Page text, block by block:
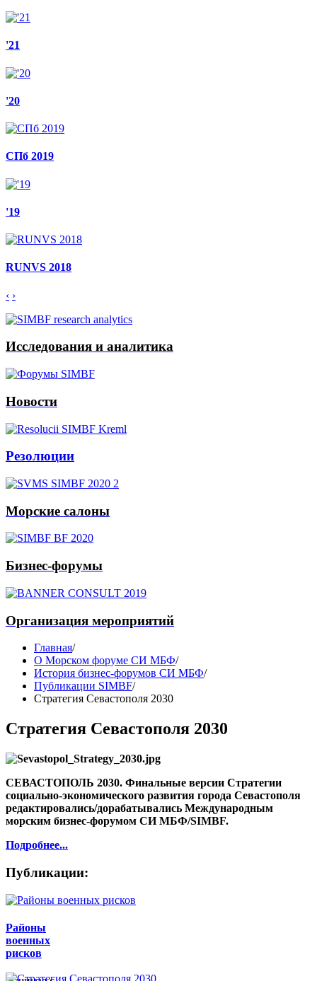
'21
'20
СПб 2019
'19
RUNVS 2018
‹ ›
Исследования и аналитика
Новости
Резолюции
Морские салоны
Бизнес-форумы
Организация мероприятий
Главная/
О Морском форуме СИ МБФ/
История бизнес-форумов СИ МБФ/
Публикации SIMBF/
Стратегия Севастополя 2030
Стратегия Севастополя 2030
СЕВАСТОПОЛЬ 2030. Финальные версии Стратегии
социально-экономического развития города Севастополя
редактировались/дорабатывались Международным
морским бизнес-форумом СИ МБФ/SIMBF.
Подробнее...
Публикации:
Районы
военных
рисков